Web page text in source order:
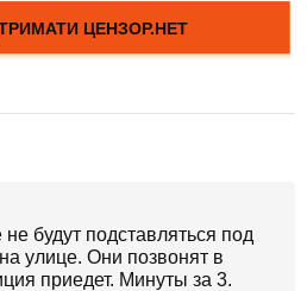
будут подставляться под
улице. Они позвонят в
приедет. Минуты за 3.